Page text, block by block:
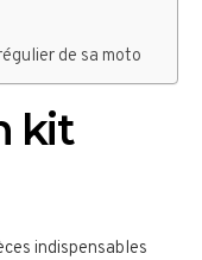
de sa moto
kit
indispensables